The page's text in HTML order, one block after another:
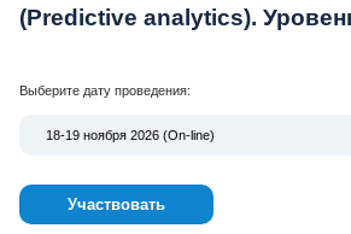
(Predictive analytics).
Выберите дату проведения:
Участвовать